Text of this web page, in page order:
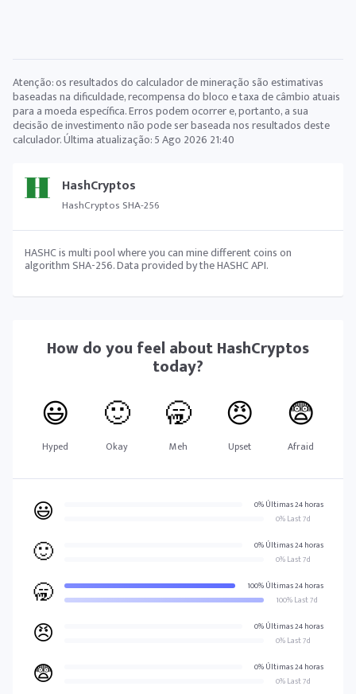
HashCryptos
HashCryptos SHA-256
HASHC is multi pool where you can mine different coins on
algorithm SHA-256. Data provided by the HASHC API.
How do you feel aboutHashCryptos
today?
😃
Hyped
🙂
Okay
🥱
Meh
😠
Upset
😨
Afraid
😃
0% Últimas 24 horas
0% Last 7d
🙂
0% Últimas 24 horas
0% Last 7d
🥱
100% Últimas 24 horas
100% Last 7d
😠
0% Últimas 24 horas
0% Last 7d
😨
0% Últimas 24 horas
0% Last 7d
Atenção: os resultados do calculador de mineração são estimativas
baseadas na dificuldade, recompensa do bloco e taxa de câmbio atuais
para a moeda específica. Erros podem ocorrer e, portanto, a sua
decisão de investimento não pode ser baseada nos resultados deste
calculador. Última atualização:5 Ago 2026 21:40